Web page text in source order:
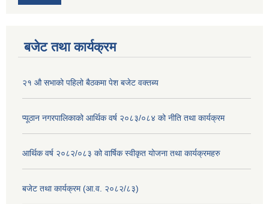
बजेट तथा कार्यक्रम
२१ औ सभाको पहिलो बैठकमा पेश बजेट वक्तब्य
प्यूठान नगरपालिकाको आर्थिक वर्ष २०८३/०८४ को नीति तथा कार्यक्रम
आर्थिक वर्ष २०८२/०८३ को वार्षिक स्वीकृत योजना तथा कार्यक्रमहरु
बजेट तथा कार्यक्रम (आ.व. २०८२/८३)